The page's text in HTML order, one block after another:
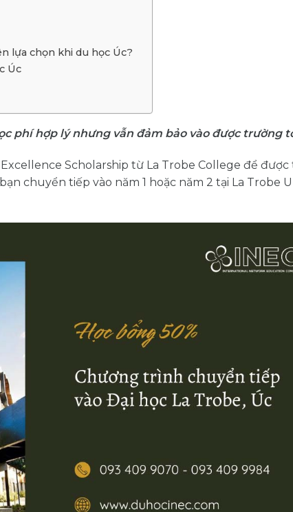
lựa chọn khi du học Úc?
Úc
phí hợp lý nhưng vẫn đảm bảo vào được trường
Scholarship từ La Trobe College để được
chuyển tiếp vào năm 1 hoặc năm 2 tại La Trobe